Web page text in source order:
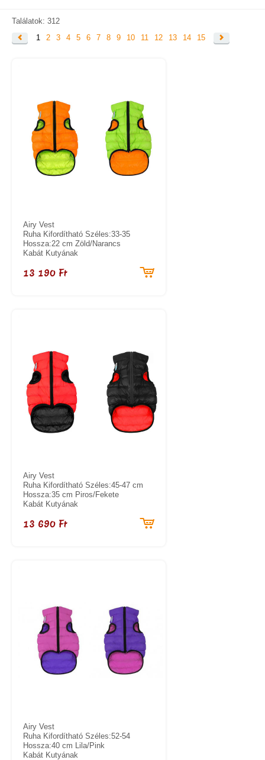
SZÁLLÍTÁSI INFORMÁCIÓK
VÁSÁRLÁSI FELTÉTELEK
KAPCSOLAT
Találatok: 312
1
2 3 4 5 6 7 8 9 10 11 12 13 14 15
Airy Vest
Ruha Kifordítható Széles:33-35
Hossza:22 cm Zöld/Narancs
Kabát Kutyának
13 190 Ft
Airy Vest
Ruha Kifordítható Széles:45-47 cm
Hossza:35 cm Piros/Fekete
Kabát Kutyának
13 690 Ft
Airy Vest
Ruha Kifordítható Széles:52-54
Hossza:40 cm Lila/Pink
Kabát Kutyának